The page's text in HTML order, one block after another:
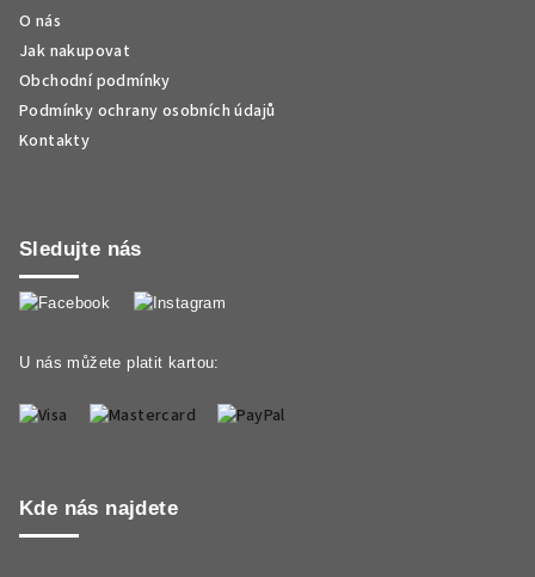
O nás
Jak nakupovat
Obchodní podmínky
Podmínky ochrany osobních údajů
Kontakty
Sledujte nás
U nás můžete platit kartou:
Kde nás najdete